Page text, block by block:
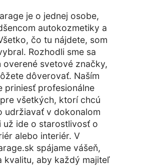
je o jednej osobe,
autokozmetiky a
čo tu nájdete, som
Rozhodli sme sa
overené svetové značky,
dôverovať. Naším
priniesť profesionálne
všetkých, ktorí chcú
udržiavať v dokonalom
už ide o starostlivosť o
alebo interiér. V
spájame vášeň,
kvalitu, aby každý majiteľ